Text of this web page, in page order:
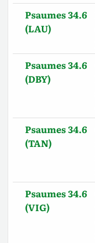
Psaumes 34.6
(LAU)
Psaumes 34.6
(DBY)
Psaumes 34.6
(TAN)
Psaumes 34.6
(VIG)